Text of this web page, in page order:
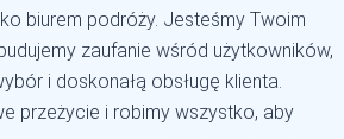
biurem podróży. Jesteśmy Twoim
zaufanie wśród użytkowników,
i doskonałą obsługę klienta.
przeżycie i robimy wszystko, aby